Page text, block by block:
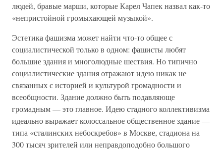
людей, бравые марши, которые Карел Чапек назвал как-то
«непристойной громыхающей музыкой».
Эстетика фашизма может найти что-то общее с
социалистической только в одном: фашисты любят
большие здания и многолюдные шествия. Но типично
социалистические здания отражают идею никак не
связанных с историей и культурой громадности и
всеобщности. Здание должно быть подавляюще
громадным — это главное. Идею стадного коллективизма
идеально выражает колоссальное общественное здание —
типа «сталинских небоскребов» в Москве, стадиона на
300 тысяч зрителей или неправдоподобно большого